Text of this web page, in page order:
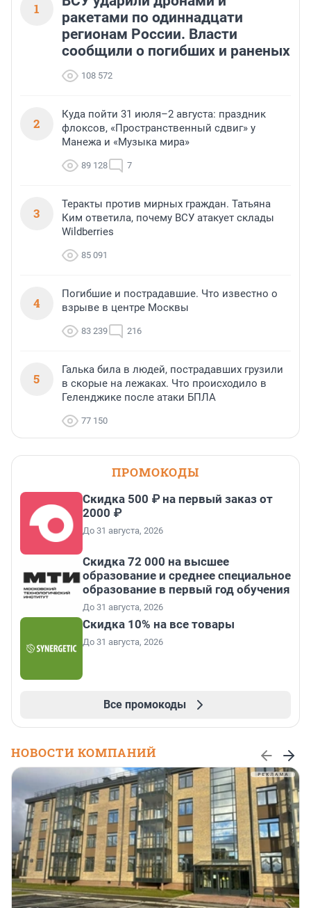
1
ракетами по одиннадцати
регионам России. Власти
сообщили о погибших и раненых
108 572
2
Куда пойти 31 июля–2 августа: праздник
флоксов, «Пространственный сдвиг» у
Манежа и «Музыка мира»
89 128 7
3
Теракты против мирных граждан. Татьяна
Ким ответила, почему ВСУ атакует склады
Wildberries
85 091
4
Погибшие и пострадавшие. Что известно о
взрыве в центре Москвы
83 239 216
5
Галька била в людей, пострадавших грузили
в скорые на лежаках. Что происходило в
Геленджике после атаки БПЛА
77 150
ПРОМОКОДЫ
Скидка 500 ₽ на первый заказ от
2000 ₽
До 31 августа, 2026
Скидка 72 000 на высшее
образование и среднее специальное
образование в первый год обучения
До 31 августа, 2026
Скидка 10% на все товары
До 31 августа, 2026
Все промокоды
НОВОСТИ КОМПАНИЙ